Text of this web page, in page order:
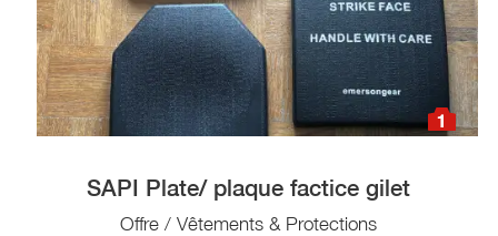
1
SAPI Plate/ plaque factice gilet
Offre / Vêtements & Protections